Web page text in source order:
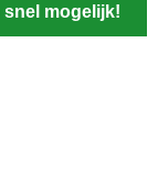
snel mogelijk!